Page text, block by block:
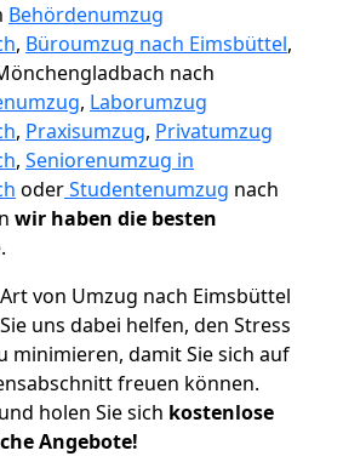
Behördenumzug
, Büroumzug nach Eimsbüttel,
nach
, Laborumzug
, Praxisumzug, Privatumzug
, Seniorenumzug in
oderStudentenumzug nach
wir haben die besten
von Umzug nach Eimsbüttel
uns dabei helfen, den Stress
minimieren, damit Sie sich auf
freuen können.
holen Sie sich kostenlose
Angebote!